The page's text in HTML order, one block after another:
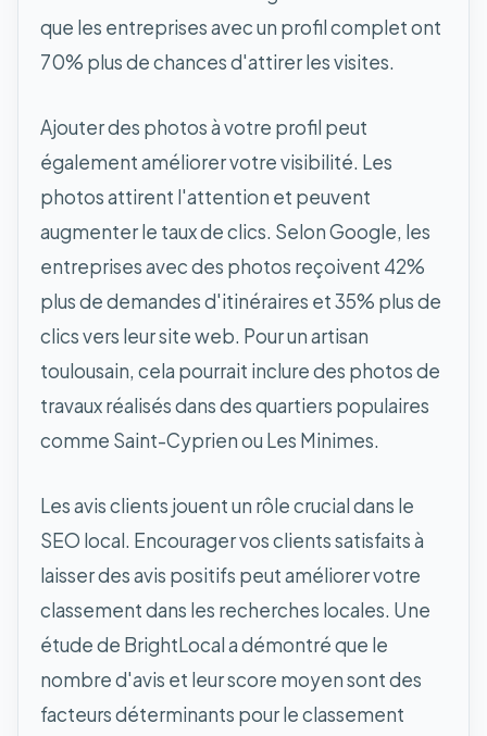
que les entreprises avec un profil complet ont
70% plus de chances d'attirer les visites.
Ajouter des photos à votre profil peut
également améliorer votre visibilité. Les
photos attirent l'attention et peuvent
augmenter le taux de clics. Selon Google, les
entreprises avec des photos reçoivent 42%
plus de demandes d'itinéraires et 35% plus de
clics vers leur site web. Pour un artisan
toulousain, cela pourrait inclure des photos de
travaux réalisés dans des quartiers populaires
comme Saint-Cyprien ou Les Minimes.
Les avis clients jouent un rôle crucial dans le
SEO local. Encourager vos clients satisfaits à
laisser des avis positifs peut améliorer votre
classement dans les recherches locales. Une
étude de BrightLocal a démontré que le
nombre d'avis et leur score moyen sont des
facteurs déterminants pour le classement